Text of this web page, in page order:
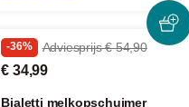
-36% Adviesprijs € 54,90
€ 34,99
Bialetti melkopschuimer